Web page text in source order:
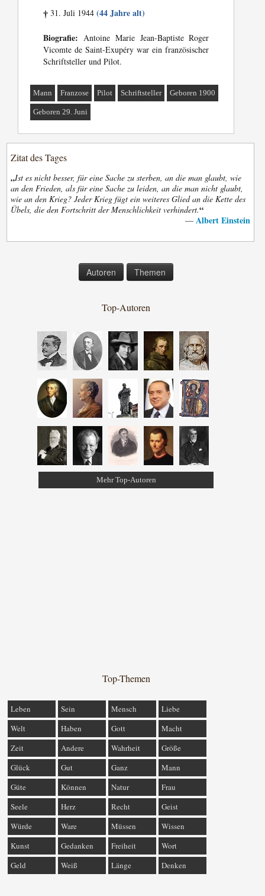
† 31. Juli 1944(44 Jahre alt)
Biografie: Antoine Marie Jean-Baptiste Roger
Vicomte de Saint-Exupéry war ein französischer
Schriftsteller und Pilot.
Mann Franzose Pilot Schriftsteller Geboren 1900
Geboren 29. Juni
Zitat des Tages
„Ist es nicht besser, für eine Sache zu sterben, an die man glaubt, wie
an den Frieden, als für eine Sache zu leiden, an die man nicht glaubt,
wie an den Krieg? Jeder Krieg fügt ein weiteres Glied an die Kette des
Übels, die den Fortschritt der Menschlichkeit verhindert.“
— Albert Einstein
Autoren Themen
Top-Autoren
Mehr Top-Autoren
Top-Themen
Leben Sein Mensch
Liebe
Welt
Haben Gott
Macht
Zeit
Andere Wahrheit
Größe
Glück
Gut Ganz
Mann
Güte
Können Natur
Frau
Seele
Herz Recht
Geist
Würde
Ware Müssen
Wissen
Kunst
Gedanken Freiheit
Wort
Geld
Weiß Länge Denken